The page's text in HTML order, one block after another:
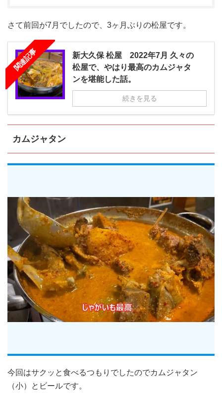
さて前回が7月でしたので、3ヶ月ぶりの松屋です。
関連記事
新大久保 松屋 2022年7月 久々の
松屋で、やはり最高のカムジャタ
ンを堪能した話。
続きを見る
カムジャタン
今回はサクッと食べるつもりでしたのでカムジャタン
（小）とビールです。